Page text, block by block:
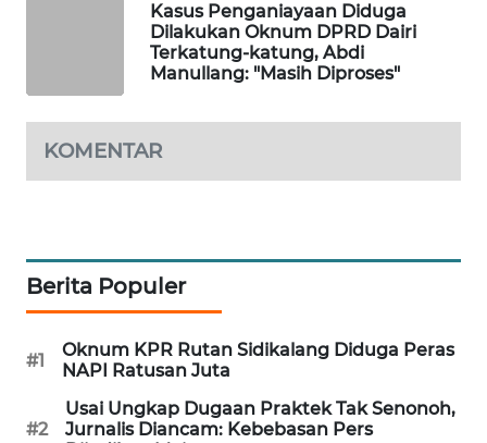
Kasus Penganiayaan Diduga
Dilakukan Oknum DPRD Dairi
Terkatung-katung, Abdi
Manullang: "Masih Diproses"
KOMENTAR
Berita Populer
#1
Oknum KPR Rutan Sidikalang Diduga Peras
NAPI Ratusan Juta
#2
Usai Ungkap Dugaan Praktek Tak Senonoh,
Jurnalis Diancam: Kebebasan Pers
HUMBANG
NEWS
GARONGGANG
NEWS
FISUELRI